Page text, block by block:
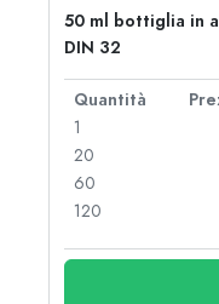
50 ml bottiglia in
DIN 32
Quantità
1
20
60
120